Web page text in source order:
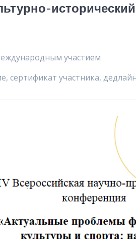
участием
сертификат участника,